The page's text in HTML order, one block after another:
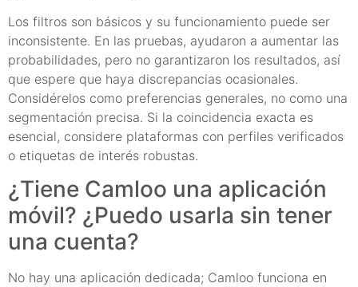
Los filtros son básicos y su funcionamiento puede ser
inconsistente. En las pruebas, ayudaron a aumentar las
probabilidades, pero no garantizaron los resultados, así
que espere que haya discrepancias ocasionales.
Considérelos como preferencias generales, no como una
segmentación precisa. Si la coincidencia exacta es
esencial, considere plataformas con perfiles verificados
o etiquetas de interés robustas.
¿Tiene Camloo una aplicación
móvil? ¿Puedo usarla sin tener
una cuenta?
No hay una aplicación dedicada; Camloo funciona en